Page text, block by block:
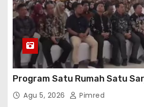
Program Satu Rumah Satu
Agu 5, 2026 Pimred